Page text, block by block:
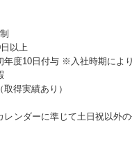
以上
年度10日付与 ※入社時期により
取得実績あり）
レンダーに準じて土日祝以外